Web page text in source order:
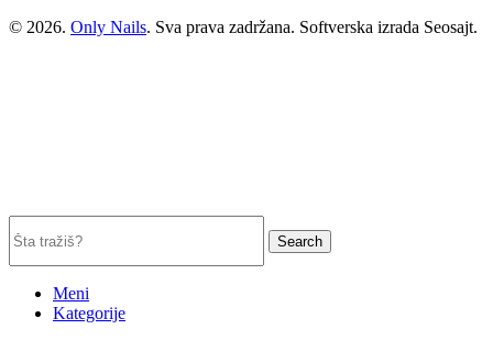
© 2026. Only Nails. Sva prava zadržana. Softverska izrada Seosajt.
Search
Meni
Kategorije